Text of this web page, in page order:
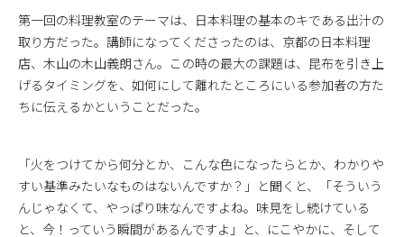
第一回の料理教室のテーマは、日本料理の基本のキである出汁の
取り方だった。講師になってくださったのは、京都の日本料理
店、木山の木山義朗さん。この時の最大の課題は、昆布を引き上
げるタイミングを、如何にして離れたところにいる参加者の方た
ちに伝えるかということだった。
「火をつけてから何分とか、こんな色になったらとか、わかりや
すい基準みたいなものはないんですか？」と聞くと、「そういう
んじゃなくて、やっぱり味なんですよね。味見をし続けている
と、今！っていう瞬間があるんですよ」と、にこやかに、そして